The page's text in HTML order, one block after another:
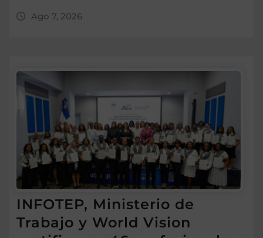
Ago 7, 2026
INFOTEP, Ministerio de
Trabajo y World Vision